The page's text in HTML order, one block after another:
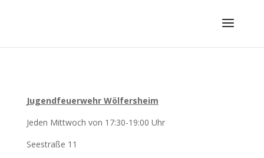
Jugendfeuerwehr Wölfersheim
Jeden Mittwoch von 17:30-19:00 Uhr
Seestraße 11